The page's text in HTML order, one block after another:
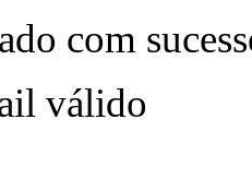
com
válido